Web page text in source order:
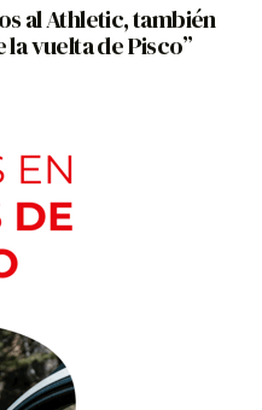
al Athletic, también
vuelta de Pisco”